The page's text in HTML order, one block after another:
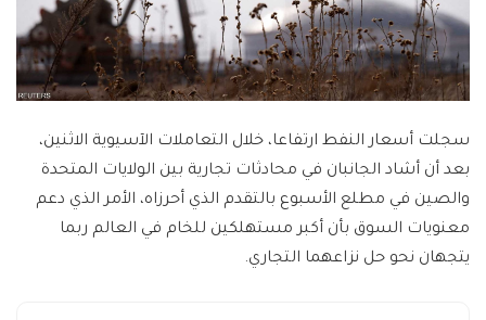
سجلت أسعار النفط ارتفاعا، خلال التعاملات الآسيوية الاثنين،
بعد أن أشاد الجانبان في محادثات تجارية بين الولايات المتحدة
والصين في مطلع الأسبوع بالتقدم الذي أحرزاه، الأمر الذي دعم
معنويات السوق بأن أكبر مستهلكين للخام في العالم ربما
يتجهان نحو حل نزاعهما التجاري.